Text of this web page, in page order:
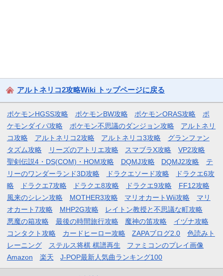
アルトネリコ2攻略Wiki トップページに戻る
ポケモンHGSS攻略 ポケモンBW攻略 ポケモンORAS攻略
ポ
ケモンダイパ攻略
ポケモン不思議のダンジョン攻略
アルトネリ
コ攻略
アルトネリコ2攻略 アルトネリコ3攻略
グランファン
タズム攻略
リーズのアトリエ攻略 スマブラX攻略
VP2攻略
聖剣伝説4・DS(COM)・HOM攻略
DQMJ攻略 DQMJ2攻略
テ
リーのワンダーランド3D攻略
ドラクエソード攻略
ドラクエ6攻
略
ドラクエ7攻略 ドラクエ8攻略 ドラクエ9攻略
FF12攻略
風来のシレン攻略
MOTHER3攻略 マリオカートWii攻略
マリ
オカート7攻略
MHP2G攻略
レイトン教授と不思議な町攻略
悪魔の箱攻略
最後の時間旅行攻略 魔神の笛攻略
イヅナ攻略
コンタクト攻略
カードヒーロー攻略 ZAPAブログ2.0
色読みト
レーニング
ステルス将棋 棋譜再生
ファミコンのプレイ画像
Amazon
楽天 J-POP最新人気曲ランキング100